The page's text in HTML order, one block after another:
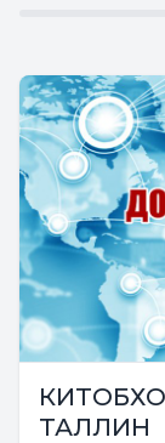
ТАЛЛИН